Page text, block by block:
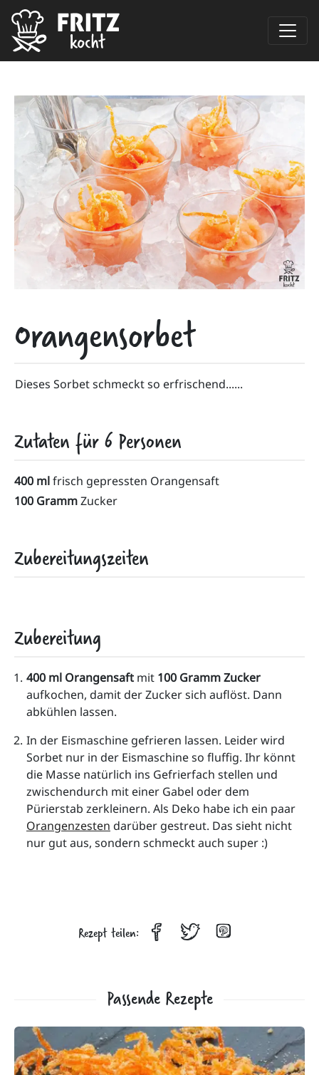
Orangensorbet
Dieses Sorbet schmeckt so erfrischend......
Zutaten für6Personen
400 mlfrisch gepressten Orangensaft
100 GrammZucker
Zubereitungszeiten
Zubereitung
400 ml Orangensaft mit 100 Gramm Zucker
aufkochen, damit der Zucker sich auflöst. Dann
abkühlen lassen.
In der Eismaschine gefrieren lassen. Leider wird
Sorbet nur in der Eismaschine so fluffig. Ihr könnt
die Masse natürlich ins Gefrierfach stellen und
zwischendurch mit einer Gabel oder dem
Orangenzesten darüber gestreut. Das sieht nicht
nur gut aus, sondern schmeckt auch super :)
Rezept teilen:
Passende Rezepte